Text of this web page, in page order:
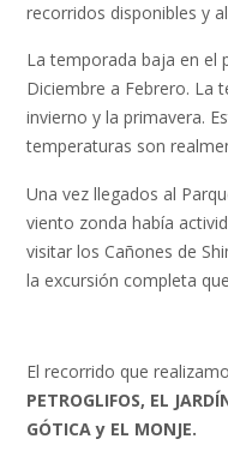
recorridos disponibles y
La temporada baja en el
Diciembre a Febrero. La
invierno y la primavera.
temperaturas son
Una vez llegados al
viento zonda había
visitar los Cañones de
la excursión completa
El recorrido que
PETROGLIFOS, EL
GÓTICA y EL MONJE.